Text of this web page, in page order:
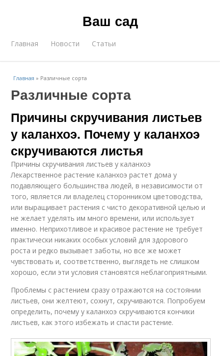
Ваш сад
Главная Новости Статьи
Главная » Различные сорта
Различные сорта
Причины скручивания листьев
у каланхоэ. Почему у каланхоэ
скручиваются листья
Причины скручивания листьев у каланхоэ
Лекарственное растение каланхоэ растет дома у
подавляющего большинства людей, в независимости от
того, является ли владелец сторонником цветоводства,
или выращивает растения с чисто декоративной целью и
не желает уделять им много времени, или использует
именно. Неприхотливое и красивое растение не требует
практически никаких особых условий для здорового
роста и редко вызывает заботы, но все же может
чувствовать и, соответственно, выглядеть не слишком
хорошо, если эти условия становятся неблагоприятными.
Проблемы с растением сразу отражаются на состоянии
листьев, они желтеют, сохнут, скручиваются. Попробуем
определить, почему у каланхоэ скручиваются кончики
листьев, как этого избежать и спасти растение.